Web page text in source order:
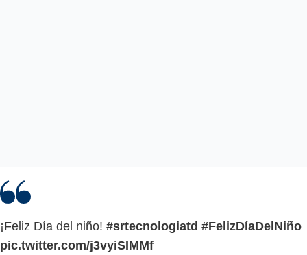
¡Feliz Día del niño! #srtecnologiatd #FelizDíaDelNiño
pic.twitter.com/j3vyiSIMMf